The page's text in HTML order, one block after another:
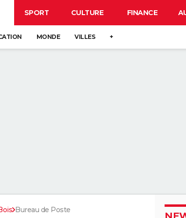
SPORT CULTURE FINANCE
MONDE VILLES +
Bureau de Poste